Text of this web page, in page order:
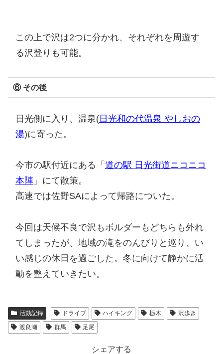
この上で沢は2つに分かれ、それぞれを周遊す
る沢登りも可能。
⑥ その後
日光側に入り、温泉( 日光和の代温泉 やしおの
湯)に寄った。
今市の駅付近にある「 道の駅 日光街道ニコニコ
本陣 」にて散策。
高速では佐野SAによって帰路についた。
今回は天候不良で沢もボルダーもどちらも外れ
てしまったが、地域の滝をのんびりと巡り、い
い感じの休日を過ごした。冬に向けて静かに活
動を整えていきたい。
活動記録 ドライブ ハイキング 栃木
沢歩き
渡良瀬
群馬 足尾
シェアする